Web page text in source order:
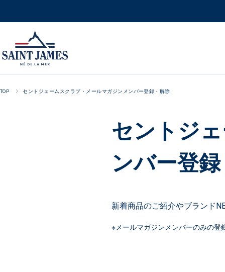
TOP セントジェームスクラブ・メールマガジンメンバー登録・解除
セントジ
ンバー登
新着商品のご紹介やブランド
※メールマガジンメンバーのみの登